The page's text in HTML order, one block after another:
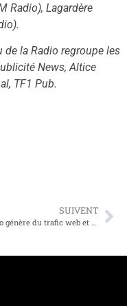
Radio), Lagardère
de la Radio regroupe les
News, Altice
TF1 Pub.
SUIVENT
La radio génère du trafic web et des ventes e-commerce